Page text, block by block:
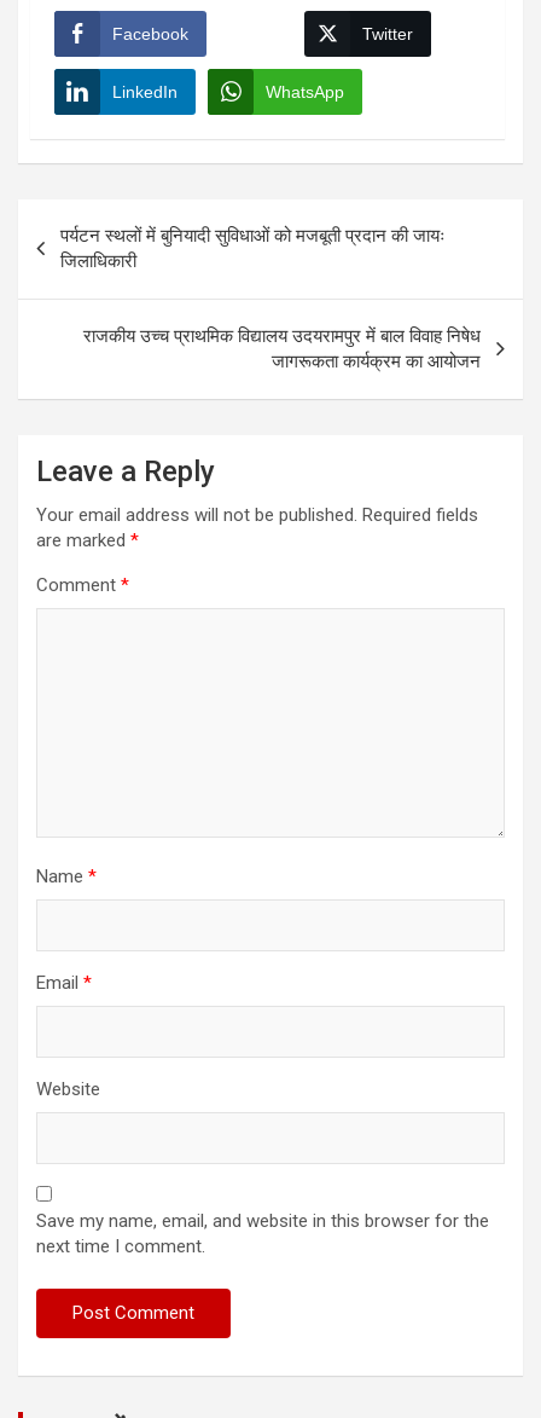
Facebook Twitter
LinkedIn WhatsApp
Post
navigation
पर्यटन स्थलों में बुनियादी सुविधाओं को मजबूती प्रदान की जायः
जिलाधिकारी
राजकीय उच्च प्राथमिक विद्यालय उदयरामपुर में बाल विवाह निषेध
जागरूकता कार्यक्रम का आयोजन
Leave a Reply
Your email address will not be published. Required fields
are marked *
Comment *
Name *
Email *
Website
Save my name, email, and website in this browser for the
next time I comment.